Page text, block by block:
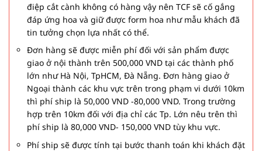
điệp cắt cành không có hàng vậy nên TCF sẽ cố gắng
đáp ứng hoa và giữ được form hoa như mẫu khách đã
tin tưởng chọn lựa nhất có thể.
Đơn hàng sẽ được miễn phí đối với sản phẩm được
giao ở nội thành trên 500,000 VND tại các thành phố
lớn như Hà Nội, TpHCM, Đà Nẵng. Đơn hàng giao ở
Ngoại thành các khu vực trên trong phạm vi dưới 10km
thì phí ship là 50,000 VND -80,000 VND. Trong trường
hợp trên 10km đối với địa chỉ các Tp. Lớn nêu trên thì
phí ship là 80,000 VND- 150,000 VND tùy khu vực.
Phí ship sẽ được tính tại bước thanh toán khi khách đặt